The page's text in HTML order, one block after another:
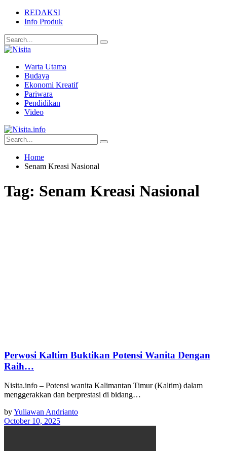
REDAKSI
Info Produk
Warta Utama
Budaya
Ekonomi Kreatif
Pariwara
Pendidikan
Video
Home
Senam Kreasi Nasional
Tag: Senam Kreasi Nasional
Perwosi Kaltim Buktikan Potensi Wanita Dengan
Raih…
Nisita.info – Potensi wanita Kalimantan Timur (Kaltim) dalam
menggerakkan dan berprestasi di bidang…
byYuliawan Andrianto
October 10, 2025